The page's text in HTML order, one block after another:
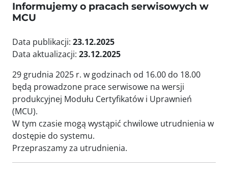
Informujemy o pracach serwisowych w
MCU
Data publikacji: 23.12.2025
Data aktualizacji: 23.12.2025
29 grudnia 2025 r. w godzinach od 16.00 do 18.00
będą prowadzone prace serwisowe na wersji
produkcyjnej Modułu Certyfikatów i Uprawnień
(MCU).
W tym czasie mogą wystąpić chwilowe utrudnienia w
dostępie do systemu.
Przepraszamy za utrudnienia.